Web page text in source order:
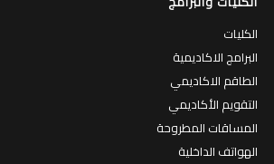
الكليات
البرامج الاكاديمية
الطاقم الاكاديمي
التقويم الأكاديمي
المساقات المطروحة
الهواتف الداخلية